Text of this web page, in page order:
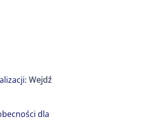
Wejdź
dla